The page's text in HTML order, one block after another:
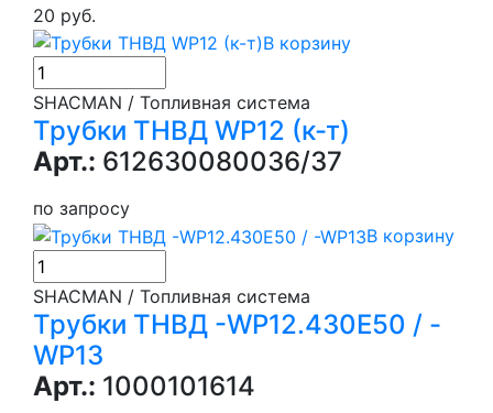
20 руб.
В корзину
SHACMAN / Топливная система
Трубки ТНВД WP12 (к-т)
Арт.: 612630080036/37
по запросу
В корзину
SHACMAN / Топливная система
Трубки ТНВД -WP12.430E50 / -
WP13
Арт.: 1000101614